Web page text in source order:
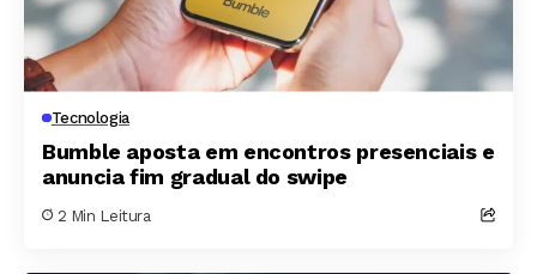
Tecnologia
Bumble aposta em encontros presenciais e
anuncia fim gradual do swipe
2 Min Leitura